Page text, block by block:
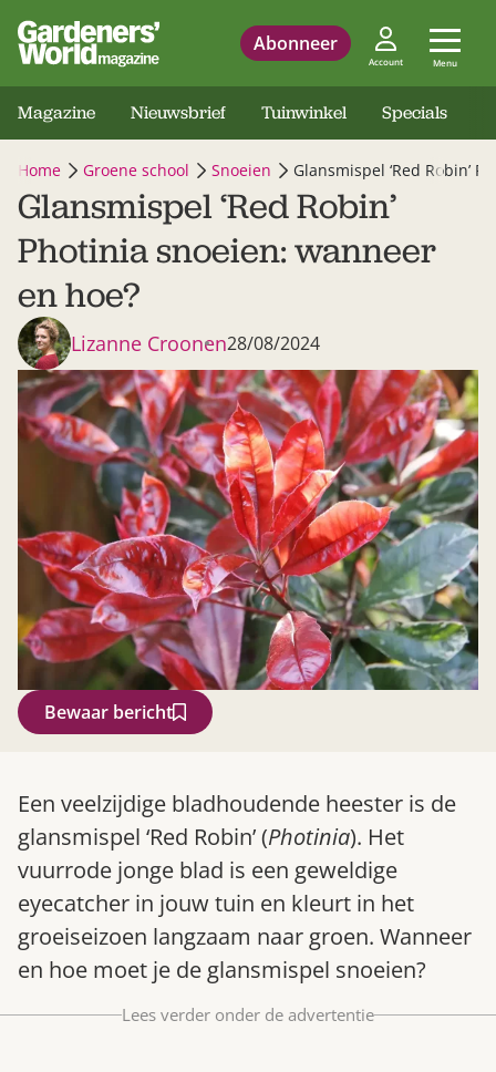
Abonneer
Account Menu
Gardeners’ World 08/2026
Bestel nu
Magazine Nieuwsbrief Tuinwinkel Specials
Home Groene school Snoeien Glansmispel ‘Red Robin’
Glansmispel ‘Red Robin’
Photinia snoeien: wanneer
en hoe?
Lizanne Croonen28/08/2024
Bewaar bericht
Een veelzijdige bladhoudende heester is de
glansmispel ‘Red Robin’ (Photinia). Het
vuurrode jonge blad is een geweldige
eyecatcher in jouw tuin en kleurt in het
groeiseizoen langzaam naar groen. Wanneer
en hoe moet je de glansmispel snoeien?
Lees verder onder de advertentie